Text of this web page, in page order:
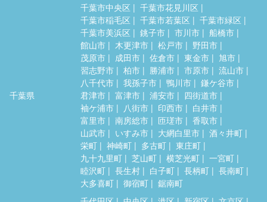
千葉県
千葉市中央区
千葉市花見川区
千葉市稲毛区
千葉市若葉区
千葉市緑区
千葉市美浜区
銚子市 市川市
船橋市
館山市
木更津市 松戸市
野田市
茂原市
成田市 佐倉市 東金市
旭市
習志野市
柏市 勝浦市 市原市
流山市
八千代市
我孫子市 鴨川市
鎌ケ谷市
君津市
富津市 浦安市
四街道市
袖ケ浦市
八街市 印西市
白井市
富里市
南房総市 匝瑳市
香取市
山武市
いすみ市 大網白里市
酒々井町
栄町
神崎町 多古町
東庄町
九十九里町
芝山町 横芝光町
一宮町
睦沢町
長生村 白子町 長柄町
長南町
大多喜町
御宿町
鋸南町